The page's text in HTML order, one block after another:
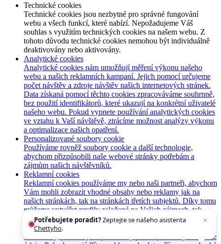
Technické cookies
Technické cookies jsou nezbytné pro správné fungování
webu a všech funkcí, které nabízí. Nepožadujeme Váš
souhlas s využitím technických cookies na našem webu. Z
tohoto důvodu technické cookies nemohou být individuálně
deaktivovány nebo aktivovány.
Analytické cookies
Analytické cookies nám umožňují měření výkonu našeho
webu a našich reklamních kampaní. Jejich pomocí určujeme
počet návštěv a zdroje návštěv našich internetových stránek.
Data získaná pomocí těchto cookies zpracováváme souhrnně,
bez použití identifikátorů, které ukazují na konkrétní uživatelé
našeho webu. Pokud vypnete používání analytických cookies
ve vztahu k Vaší návštěvě, ztrácíme možnost analýzy výkonu
a optimalizace našich opatření.
Personalizované soubory cookie
Používáme rovněž soubory cookie a další technologie,
abychom přizpůsobili naše webové stránky potřebám a
zájmům našich návštěvníků.
Reklamní cookies
Reklamní cookies používáme my nebo naši partneři, abychom
Vám mohli zobrazit vhodné obsahy nebo reklamy jak na
našich stránkách, tak na stránkách třetích subjektů. Díky tomu
můžeme vytvářet profily založené na Vašich zájmech, tak
zvané pseudonymizované profily. Na základě těchto
informací není zpravidla možná bezprostřední identifikace
Vaší osoby, protože jsou používány pouze pseudonymizované
Potřebujete poradit?Zeptejte se našeho asistenta
Chettyho.